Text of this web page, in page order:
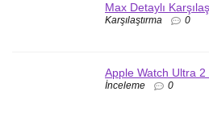
Max Detaylı
Karşılaştırma 0
Apple Watch Ultra 2
İnceleme 0